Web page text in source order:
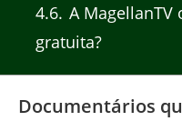
4.6 A MagellanTV
gratuita?
Documentários